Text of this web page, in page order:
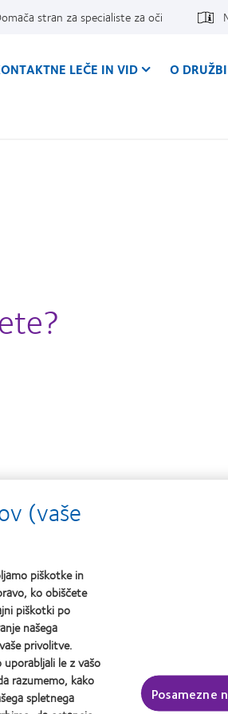
stran za specialiste za oči
LEČE IN VID O
od blizu ter slabši
je pomembno, da veste,
(vaše
piškotke in
ko obiščete
piškotki po
našega
privolitve.
le z vašo
razumemo, kako
spletnega
Posamezne